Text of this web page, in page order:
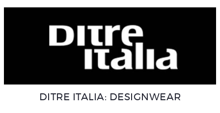
DITRE ITALIA: DESIGNWEAR